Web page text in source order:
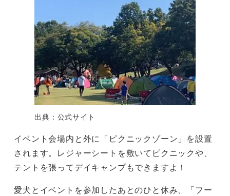
出典：公式サイト
イベント会場内と外に「ピクニックゾーン」を設置
されます。レジャーシートを敷いてピクニックや、
テントを張ってデイキャンプもできますよ！
愛犬とイベントを参加したあとのひと休み、「フー